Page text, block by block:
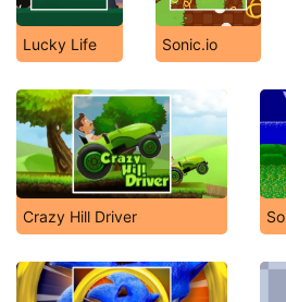
Lucky Life Sonic.io
Crazy Hill Driver